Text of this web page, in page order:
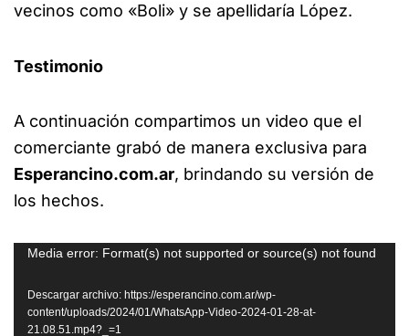
vecinos como «Boli» y se apellidaría López.
Testimonio
A continuación compartimos un video que el
comerciante grabó de manera exclusiva para
Esperancino.com.ar, brindando su versión de
los hechos.
Reproductor
vídeo
Media error: Format(s) not supported or source(s) not found
Descargar archivo: https://esperancino.com.ar/wp-
content/uploads/2024/01/WhatsApp-Video-2024-01-28-at-
21.08.51.mp4?_=1